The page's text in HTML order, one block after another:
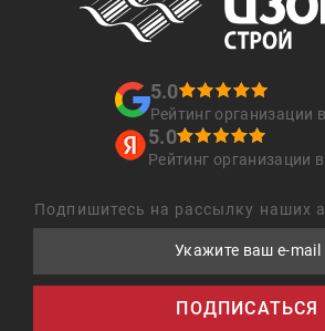
5.0
Рейтинг организации
5.0
Рейтинг организации
Подпишитесь на рассылку наших
Укажите ваш e-mail
ПОДПИСАТЬСЯ